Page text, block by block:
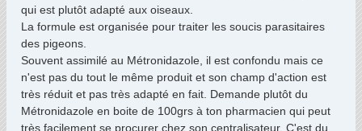
qui est plutôt adapté aux oiseaux.
La formule est organisée pour traiter les soucis parasitaires
des pigeons.
Souvent assimilé au Métronidazole, il est confondu mais ce
n'est pas du tout le même produit et son champ d'action est
très réduit et pas très adapté en fait. Demande plutôt du
Métronidazole en boite de 100grs à ton pharmacien qui peut
très facilement se procurer chez son centralisateur. C'est du